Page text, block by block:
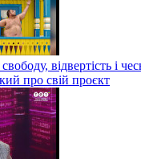
відвертість і
про свій проєкт